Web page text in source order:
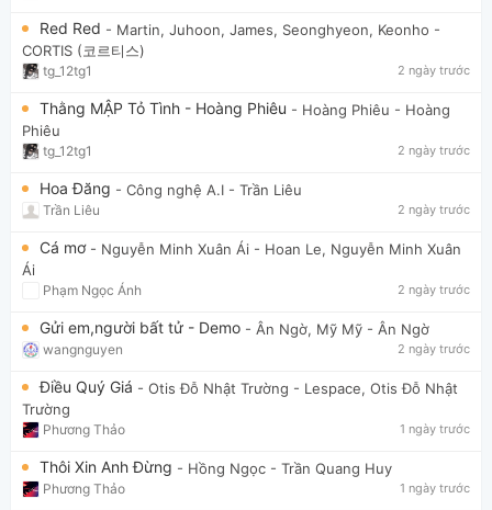
Red Red - Martin, Juhoon, James, Seonghyeon, Keonho -
CORTIS (코르티스)
tg_12tg1 2 ngày trước
Thằng MẬP Tỏ Tình - Hoàng Phiêu - Hoàng Phiêu - Hoàng
Phiêu
tg_12tg1 2 ngày trước
Hoa Đăng - Công nghệ A.I - Trần Liêu
Trần Liêu 2 ngày trước
Cá mơ - Nguyễn Minh Xuân Ái - Hoan Le, Nguyễn Minh Xuân
Ái
Phạm Ngọc Ánh 2 ngày trước
Gửi em,người bất tử - Demo - Ân Ngờ, Mỹ Mỹ - Ân Ngờ
wangnguyen 2 ngày trước
Điều Quý Giá - Otis Đỗ Nhật Trường - Lespace, Otis Đỗ Nhật
Trường
Phương Thảo 1 ngày trước
Thôi Xin Anh Đừng - Hồng Ngọc - Trần Quang Huy
Phương Thảo 1 ngày trước